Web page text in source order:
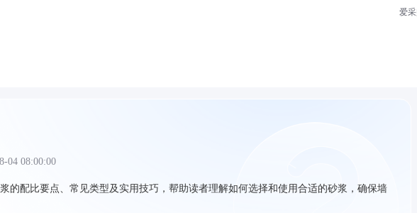
爱
04 08:00:00
的配比要点、常见类型及实用技巧，帮助读者理解如何选择和使用合适的砂浆，确保墙